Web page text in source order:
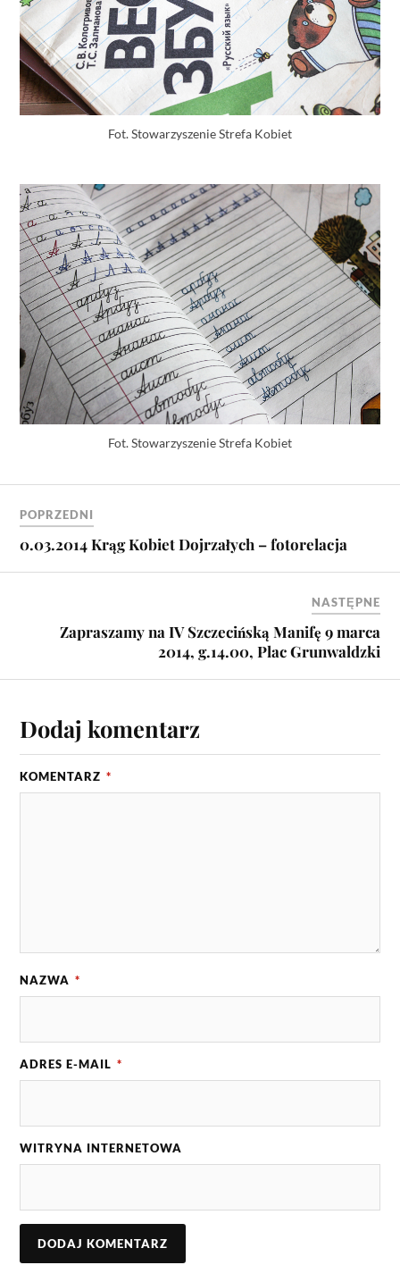
Fot. Stowarzyszenie Strefa Kobiet
Fot. Stowarzyszenie Strefa Kobiet
POPRZEDNI
0.03.2014 Krąg Kobiet Dojrzałych – fotorelacja
NASTĘPNE
Zapraszamy na IV Szczecińską Manifę 9 marca
2014, g.14.00, Plac Grunwaldzki
Dodaj komentarz
KOMENTARZ *
NAZWA *
ADRES E-MAIL *
WITRYNA INTERNETOWA